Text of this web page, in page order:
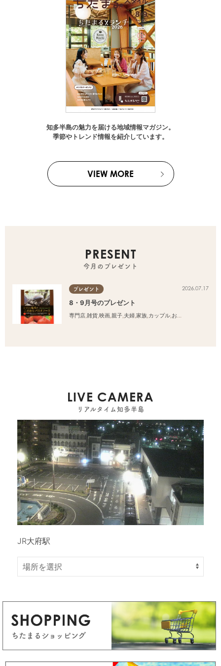
知多半島の魅力を届ける地域情報マガジン。
季節やトレンド情報を紹介しています。
VIEW MORE
PRESENT
今月のプレゼント
プレゼント 2026.07.17
8・9月号のプレゼント
専門店,雑貨,映画,親子,夫婦,家族,カップル,おひとりさま
LIVE CAMERA
リアルタイム知多半島
JR大府駅